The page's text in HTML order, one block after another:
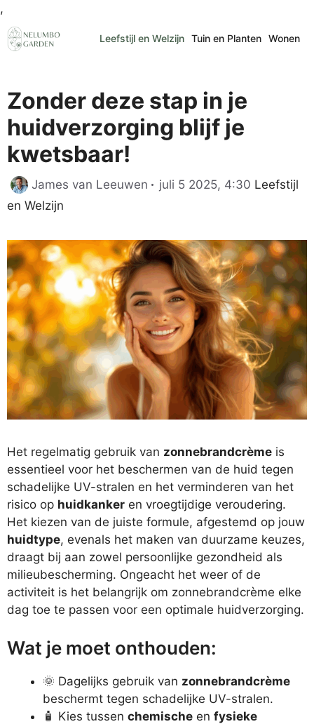
,
naar
de
Leefstijl en Welzijn Tuin en Planten Wonen
Zonder deze stap in je
huidverzorging blijf je
kwetsbaar!
James van Leeuwen juli 5 2025, 4:30 Leefstijl
en Welzijn
Het regelmatig gebruik van zonnebrandcrème is
essentieel voor het beschermen van de huid tegen
schadelijke UV-stralen en het verminderen van het
risico op huidkanker en vroegtijdige veroudering.
Het kiezen van de juiste formule, afgestemd op jouw
huidtype, evenals het maken van duurzame keuzes,
draagt bij aan zowel persoonlijke gezondheid als
milieubescherming. Ongeacht het weer of de
activiteit is het belangrijk om zonnebrandcrème elke
dag toe te passen voor een optimale huidverzorging.
Wat je moet onthouden:
🌞 Dagelijks gebruik van zonnebrandcrème
beschermt tegen schadelijke UV-stralen.
🧴 Kies tussen chemische en fysieke